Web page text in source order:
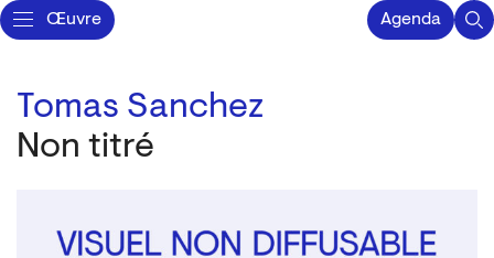
Œuvre Agenda
Tomas Sanchez
Non titré